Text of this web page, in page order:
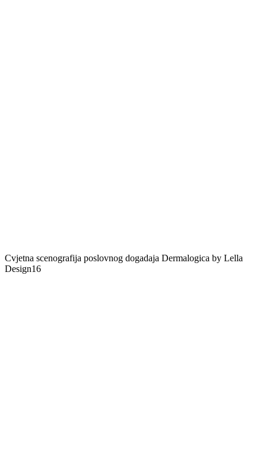
Cvjetna scenografija poslovnog dogadaja Dermalogica by Lella
Design16